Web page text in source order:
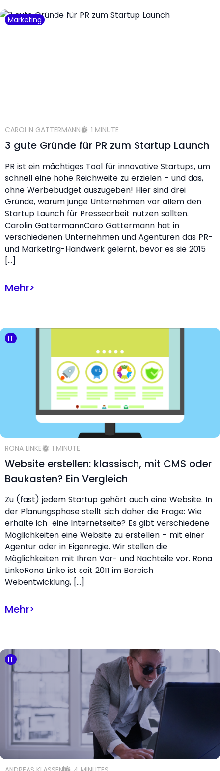
Marketing
CAROLIN GATTERMANN 1 MINUTE
3 gute Gründe für PR zum Startup Launch
PR ist ein mächtiges Tool für innovative Startups, um
schnell eine hohe Reichweite zu erzielen – und das,
ohne Werbebudget auszugeben! Hier sind drei
Gründe, warum junge Unternehmen vor allem den
Startup Launch für Pressearbeit nutzen sollten.
Carolin GattermannCaro Gattermann hat in
verschiedenen Unternehmen und Agenturen das PR-
und Marketing-Handwerk gelernt, bevor es sie 2015
[…]
Mehr>
IT
RONA LINKE 1 MINUTE
Website erstellen: klassisch, mit CMS oder
Baukasten? Ein Vergleich
Zu (fast) jedem Startup gehört auch eine Website. In
der Planungsphase stellt sich daher die Frage: Wie
erhalte ich eine Internetseite? Es gibt verschiedene
Möglichkeiten eine Website zu erstellen – mit einer
Agentur oder in Eigenregie. Wir stellen die
Möglichkeiten mit Ihren Vor- und Nachteile vor. Rona
LinkeRona Linke ist seit 2011 im Bereich
Webentwicklung, […]
Mehr>
IT